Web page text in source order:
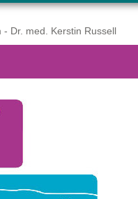
Dr. med. Kerstin Russell